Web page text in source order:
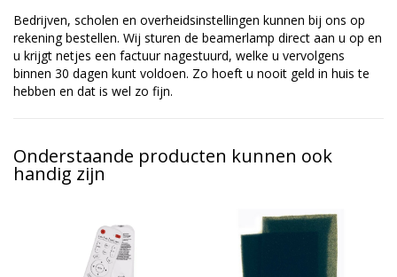
Bedrijven, scholen en overheidsinstellingen kunnen bij ons op
rekening bestellen. Wij sturen de beamerlamp direct aan u op en
u krijgt netjes een factuur nagestuurd, welke u vervolgens
binnen 30 dagen kunt voldoen. Zo hoeft u nooit geld in huis te
hebben en dat is wel zo fijn.
Onderstaande producten kunnen ook
handig zijn